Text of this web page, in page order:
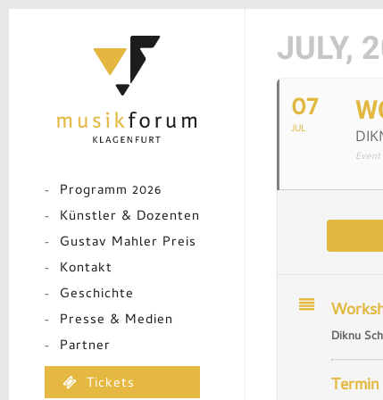
Programm 2026
Künstler & Dozenten
Gustav Mahler Preis
Kontakt
Geschichte
Presse & Medien
Partner
Tickets
JULY,
07
JUL
Diknu
Termin